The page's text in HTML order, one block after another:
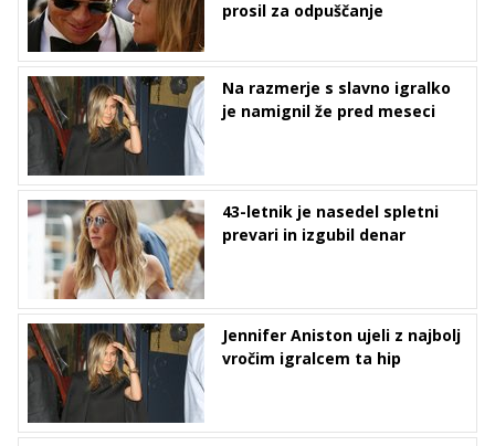
prosil za odpuščanje
Na razmerje s slavno igralko
je namignil že pred meseci
43-letnik je nasedel spletni
prevari in izgubil denar
Jennifer Aniston ujeli z najbolj
vročim igralcem ta hip